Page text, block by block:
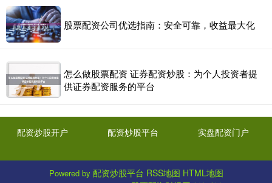
股票配资公司优选指南：安全可靠，收益最大化
怎么做股票配资 证券配资炒股：为个人投资者提
供证券配资服务的平台
配资炒股开户 配资炒股平台 实盘配资门户
Powered by 配资炒股平台 RSS地图 HTML地图